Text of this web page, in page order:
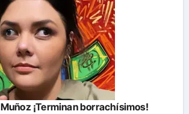
¡Terminan borrachísimos!